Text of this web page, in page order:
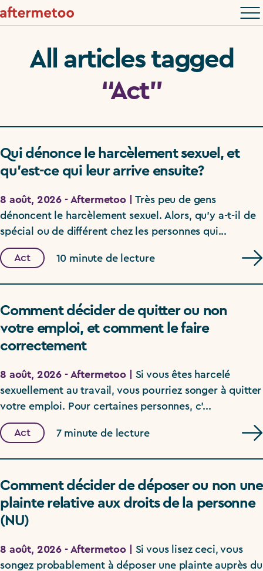
All articles tagged
“Act”
Qui dénonce le harcèlement sexuel, et
qu’est-ce qui leur arrive ensuite?
8 août, 2026 - Aftermetoo |
Très peu de gens
dénoncent le harcèlement sexuel. Alors, qu’y a-t-il de
spécial ou de différent chez les personnes qui...
Act 10 minute de lecture
Comment décider de quitter ou non
votre emploi, et comment le faire
correctement
8 août, 2026 - Aftermetoo |
Si vous êtes harcelé
sexuellement au travail, vous pourriez songer à quitter
votre emploi. Pour certaines personnes, c’...
Act 7 minute de lecture
Comment décider de déposer ou non une
plainte relative aux droits de la personne
(NU)
8 août, 2026 - Aftermetoo |
Si vous lisez ceci, vous
songez probablement à déposer une plainte auprès du